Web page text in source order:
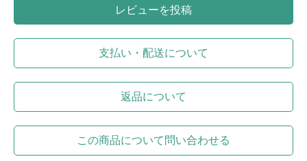
レビューを投稿
支払い・配送について
返品について
この商品について問い合わせる